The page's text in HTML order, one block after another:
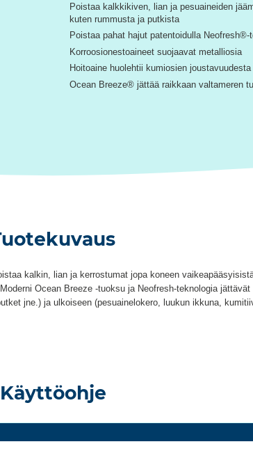
Poistaa kalkkikiven, lian ja pesuaineiden
kuten rummusta ja putkista
Poistaa pahat hajut patentoidulla Neofresh®-
Korroosionestoaineet suojaavat metalliosia
Hoitoaine huolehtii kumiosien joustavuudesta
Ocean Breeze® jättää raikkaan valtameren
kalkin, lian ja kerrostumat jopa koneen
Ocean Breeze -tuoksu ja Neofresh-teknologia
jne.) ja ulkoiseen (pesuainelokero, luukun ikkuna,
Käyttöohje